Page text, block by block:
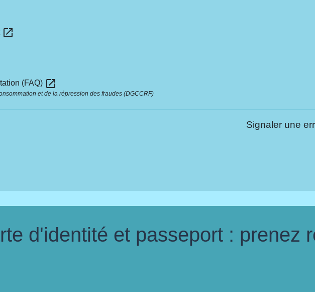
open_in_new
(FAQ) open_in_new
et de la répression des fraudes (DGCCRF)
Signaler une
d'identité et passeport : prenez